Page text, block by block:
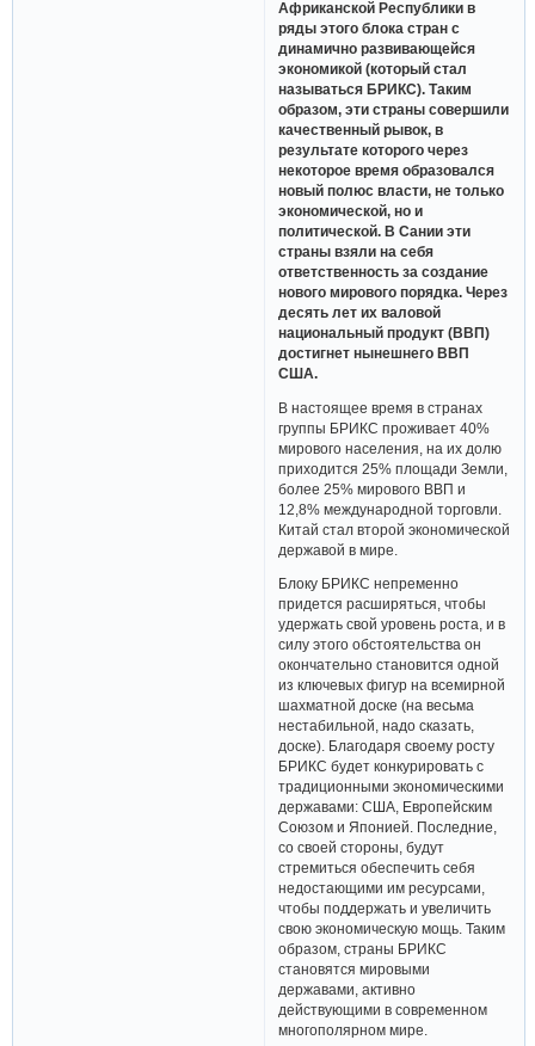
Африканской Республики в
ряды этого блока стран с
динамично развивающейся
экономикой (который стал
называться БРИКС). Таким
образом, эти страны совершили
качественный рывок, в
результате которого через
некоторое время образовался
новый полюс власти, не только
экономической, но и
политической. В Сании эти
страны взяли на себя
ответственность за создание
нового мирового порядка. Через
десять лет их валовой
национальный продукт (ВВП)
достигнет нынешнего ВВП
США.
В настоящее время в странах
группы БРИКС проживает 40%
мирового населения, на их долю
приходится 25% площади Земли,
более 25% мирового ВВП и
12,8% международной торговли.
Китай стал второй экономической
державой в мире.
Блоку БРИКС непременно
придется расширяться, чтобы
удержать свой уровень роста, и в
силу этого обстоятельства он
окончательно становится одной
из ключевых фигур на всемирной
шахматной доске (на весьма
нестабильной, надо сказать,
доске). Благодаря своему росту
БРИКС будет конкурировать с
традиционными экономическими
державами: США, Европейским
Союзом и Японией. Последние,
со своей стороны, будут
стремиться обеспечить себя
недостающими им ресурсами,
чтобы поддержать и увеличить
свою экономическую мощь. Таким
образом, страны БРИКС
становятся мировыми
державами, активно
действующими в современном
многополярном мире.